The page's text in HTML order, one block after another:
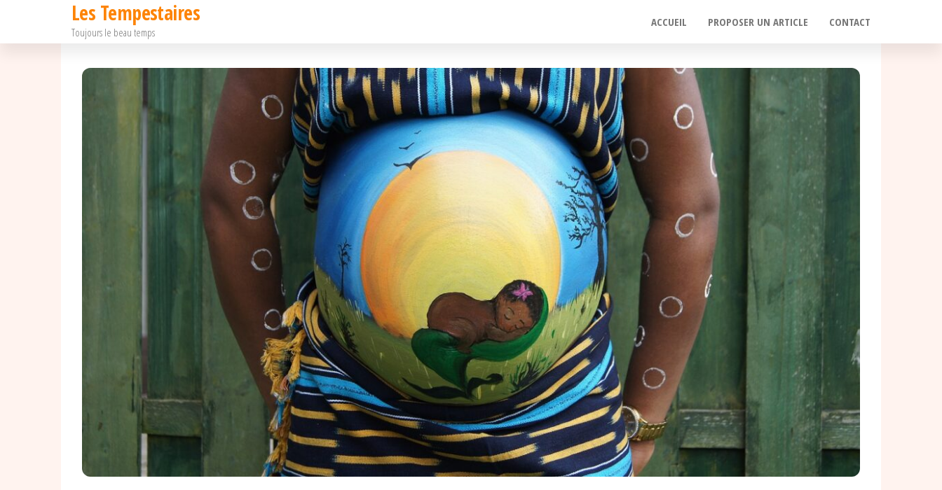
ce
Les Tempestaires
Toujours le beau temps
ACCUEIL PROPOSER UN ARTICLE CONTACT